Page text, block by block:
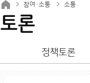
참여·소통 소통
토론
정책토론